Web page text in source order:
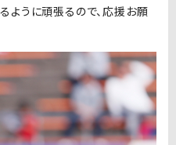
ように頑張るので、応援お願